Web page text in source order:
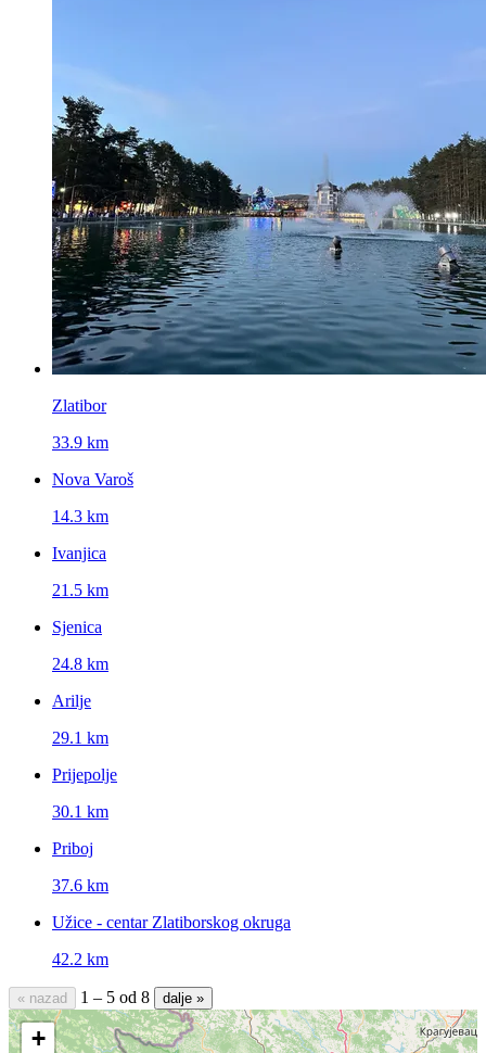
Zlatibor
33.9 km
Nova Varoš
14.3 km
Ivanjica
21.5 km
Sjenica
24.8 km
Arilje
29.1 km
Prijepolje
30.1 km
Priboj
37.6 km
Užice - centar Zlatiborskog okruga
42.2 km
« nazad 1 – 5 od 8 dalje »
+